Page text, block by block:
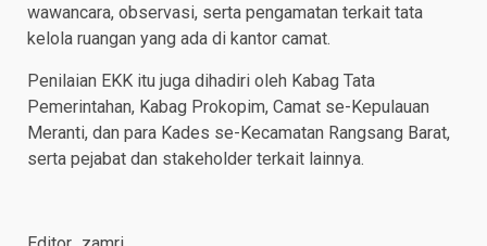
wawancara, observasi, serta pengamatan terkait tata
kelola ruangan yang ada di kantor camat.
Penilaian EKK itu juga dihadiri oleh Kabag Tata
Pemerintahan, Kabag Prokopim, Camat se-Kepulauan
Meranti, dan para Kades se-Kecamatan Rangsang Barat,
serta pejabat dan stakeholder terkait lainnya.